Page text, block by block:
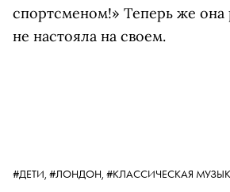
спортсменом!» Теперь же она
не настояла на своем.
#ДЕТИ, #ЛОНДОН, #КЛАССИЧЕСКАЯ